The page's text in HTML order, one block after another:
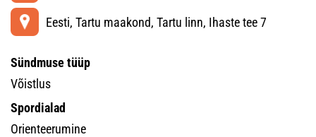
Eesti, Tartu maakond, Tartu linn, Ihaste tee 7
Sündmuse tüüp
Võistlus
Spordialad
Orienteerumine